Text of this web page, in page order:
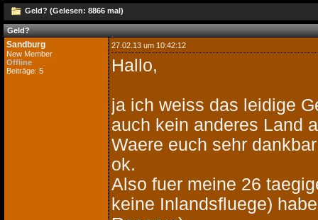
Geld? (Gelesen: 8866 mal)
Geld?
Sandburg
New Member
Offline
Beiträge: 5
27.02.13 um 10:42:12
Hallo,
ja ich weiss das leidige
auch kein anderes Land
Waere euch sehr
ok.
Also fuer meine 26
keine Inlandsfluege)